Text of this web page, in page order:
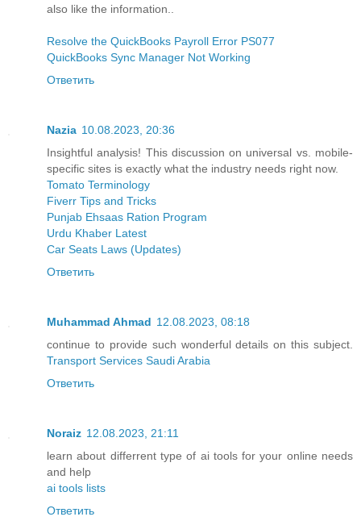
also like the information..
Resolve the QuickBooks Payroll Error PS077
QuickBooks Sync Manager Not Working
Ответить
Nazia 10.08.2023, 20:36
Insightful analysis! This discussion on universal vs. mobile-
specific sites is exactly what the industry needs right now.
Tomato Terminology
Fiverr Tips and Tricks
Punjab Ehsaas Ration Program
Urdu Khaber Latest
Car Seats Laws (Updates)
Ответить
Muhammad Ahmad 12.08.2023, 08:18
continue to provide such wonderful details on this subject.
Transport Services Saudi Arabia
Ответить
Noraiz 12.08.2023, 21:11
learn about differrent type of ai tools for your online needs
and help
ai tools lists
Ответить